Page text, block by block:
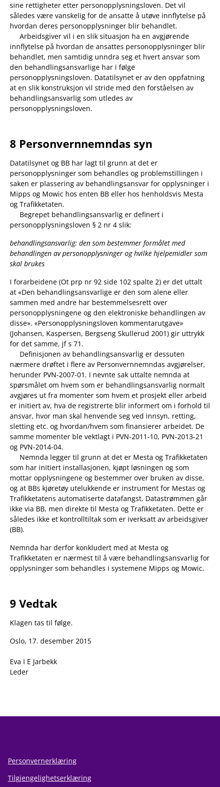
sine rettigheter etter personopplysningsloven. Det vil
således være vanskelig for de ansatte å utøve innflytelse på
hvordan deres personopplysninger blir behandlet.
Arbeidsgiver vil i en slik situasjon ha en avgjørende
innflytelse på hvordan de ansattes personopplysninger blir
behandlet, men samtidig unndra seg et hvert ansvar som
den behandlingsansvarlige har i følge
personopplysningsloven. Datatilsynet er av den oppfatning
at en slik konstruksjon vil stride med den forståelsen av
behandlingsansvarlig som utledes av
personopplysningsloven.
8 Personvernnemndas syn
Datatilsynet og BB har lagt til grunn at det er
personopplysninger som behandles og problemstillingen i
saken er plassering av behandlingsansvar for opplysninger i
Mipps og Mowic hos enten BB eller hos henholdsvis Mesta
og Trafikketaten.
Begrepet behandlingsansvarlig er definert i
personopplysningsloven § 2 nr 4 slik:
behandlingsansvarlig: den som bestemmer formålet med
behandlingen av personopplysninger og hvilke hjelpemidler som
skal brukes
I forarbeidene (Ot prp nr 92 side 102 spalte 2) er det uttalt
at «Den behandlingsansvarlige er den som alene eller
sammen med andre har bestemmelsesrett over
personopplysningene og den elektroniske behandlingen av
disse». «Personopplysningsloven kommentarutgave»
(Johansen, Kaspersen, Bergseng Skullerud 2001) gir uttrykk
for det samme, jf s 71.
Definisjonen av behandlingsansvarlig er dessuten
nærmere drøftet i flere av Personvernnemndas avgjørelser,
herunder PVN-2007-01. I nevnte sak uttalte nemnda at
spørsmålet om hvem som er behandlingsansvarlig normalt
avgjøres ut fra momenter som hvem et prosjekt eller arbeid
er initiert av, hva de registrerte blir informert om i forhold til
ansvar, hvor man skal henvende seg ved innsyn, retting,
sletting etc. og hvordan/hvem som finansierer arbeidet. De
samme momenter ble vektlagt i PVN-2011-10, PVN-2013-21
og PVN-2014-04.
Nemnda legger til grunn at det er Mesta og Trafikketaten
som har initiert installasjonen, kjøpt løsningen og som
mottar opplysningene og bestemmer over bruken av disse,
og at BBs kjøretøy utelukkende er instrument for Mestas og
Trafikketatens automatiserte datafangst. Datastrømmen går
ikke via BB, men direkte til Mesta og Trafikketaten. Dette er
således ikke et kontrolltiltak som er iverksatt av arbeidsgiver
(BB).
Nemnda har derfor konkludert med at Mesta og
Trafikketaten er nærmest til å være behandlingsansvarlig for
opplysninger som behandles i systemene Mipps og Mowic.
9 Vedtak
Klagen tas til følge.
Oslo, 17. desember 2015
Eva I E Jarbekk
Leder
Personvernerklæring
Tilgjengelighetserklæring